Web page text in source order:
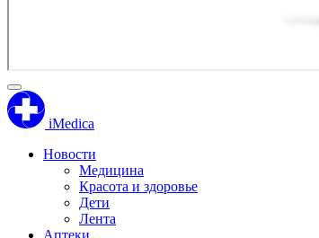
iMedica
Новости
Медицина
Красота и здоровье
Дети
Лента
Аптеки